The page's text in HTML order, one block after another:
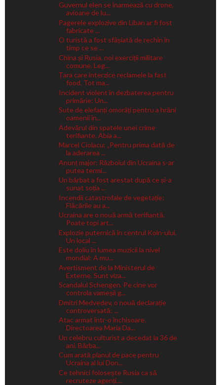
Guvernul elen se înarmează cu drone,
avioane de lu...
Pagerele explozive din Liban ar fi fost
fabricate ...
O turistă a fost sfâșiată de rechin în
timp ce se ...
China și Rusia, noi exerciții militare
comune. Leg...
Țara care interzice reclamele la fast
food. Tot ma...
Incident violent în dezbaterea pentru
primărie: Un...
Sute de elefanți omorâți pentru a hrăni
oamenii în...
Adevărul din spatele unei crime
terifiante. Abia a...
Marcel Ciolacu: „Pentru prima dată de
la aderarea ...
Anunț major: Războiul din Ucraina s-ar
putea termi...
Un bărbat a fost arestat după ce și-a
sunat soția ...
Incendii catastrofale de vegetație:
Flăcările au a...
Ucraina are o nouă armă terifiantă.
Poate topi art...
Explozie puternică în centrul Koln-ului.
Un local ...
Este doliu în lumea muzicii la nivel
mondial: A mu...
Avertisment de la Ministerul de
Externe. Sunt viza...
Scandalul Schengen. Pe cine vor
controla vameșii g...
Dmitri Medvedev, o nouă declarație
controversată: ...
Atac armat într-o închisoare.
Directoarea Maria Da...
Un celebru culturist a decedat la 36 de
ani. Bărba...
Cum arată planul de pace pentru
Ucraina al lui Don...
Ce tehnici folosește Rusia ca să
recruteze agenți....